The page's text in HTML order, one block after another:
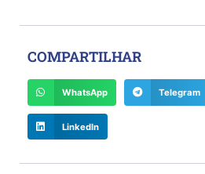
COMPARTILHAR
WhatsApp Telegram
LinkedIn